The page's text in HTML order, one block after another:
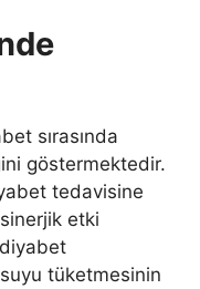
sırasında
göstermektedir.
tedavisine
etki
tüketmesinin